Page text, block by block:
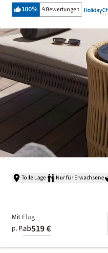
100% 9 Bewertungen
Tolle Lage Nur für Erwachsene
Mit Flug
p. P.ab519 €